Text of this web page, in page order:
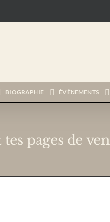
BIOGRAPHIE ÉVÈNEMENTS
pages de